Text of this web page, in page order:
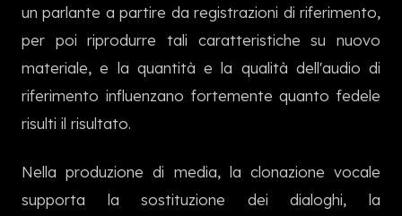
un parlante a partire da registrazioni di riferimento,
per poi riprodurre tali caratteristiche su nuovo
materiale, e la quantità e la qualità dell'audio di
riferimento influenzano fortemente quanto fedele
risulti il risultato.
Nella produzione di media, la clonazione vocale
supporta la sostituzione dei dialoghi, la